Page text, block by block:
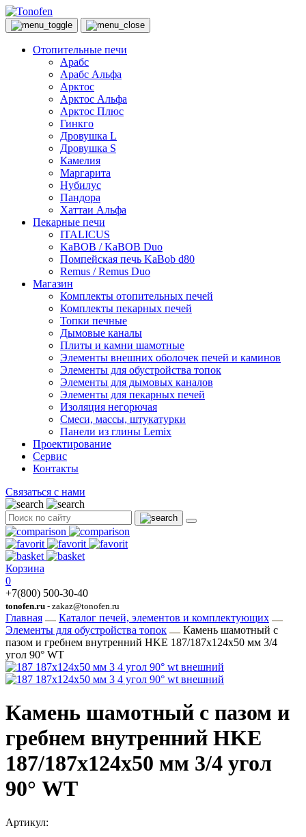
Отопительные печи
Арабс
Арабс Альфа
Арктос
Арктос Альфа
Арктос Плюс
Гинкго
Дровушка L
Дровушка S
Камелия
Маргарита
Нубилус
Пандора
Хаттаи Альфа
Пекарные печи
ITALICUS
KaBOB / KaBOB Duo
Помпейская печь KaBob d80
Remus / Remus Duo
Магазин
Комплекты отопительных печей
Комплекты пекарных печей
Топки печные
Дымовые каналы
Плиты и камни шамотные
Элементы внешних оболочек печей и каминов
Элементы для обустройства топок
Элементы для дымовых каналов
Элементы для пекарных печей
Изоляция негорючая
Смеси, массы, штукатурки
Панели из глины Lemix
Проектирование
Сервис
Контакты
Связаться с нами
Корзина
0
+7(800) 500-30-40
tonofen.ru - zakaz@tonofen.ru
Главная
Каталог печей, элементов и комплектующих
Элементы для обустройства топок
Камень шамотный с
пазом и гребнем внутренний HKE 187/187x124x50 мм 3/4
угол 90° WT
Камень шамотный с пазом и
гребнем внутренний HKE
187/187x124x50 мм 3/4 угол
90° WT
Артикул: